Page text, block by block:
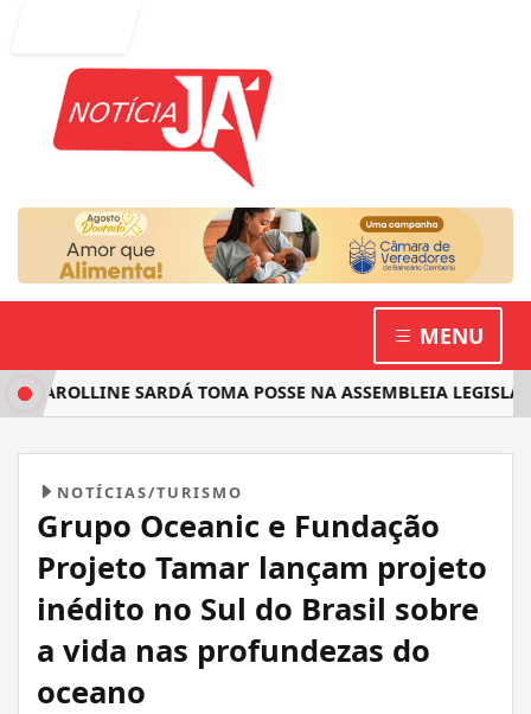
MENU
SARDÁ TOMA POSSE NA ASSEMBLEIA
NOTÍCIAS/TURISMO
Grupo Oceanic e Fundação
Projeto Tamar lançam projeto
inédito no Sul do Brasil sobre
a vida nas profundezas do
oceano